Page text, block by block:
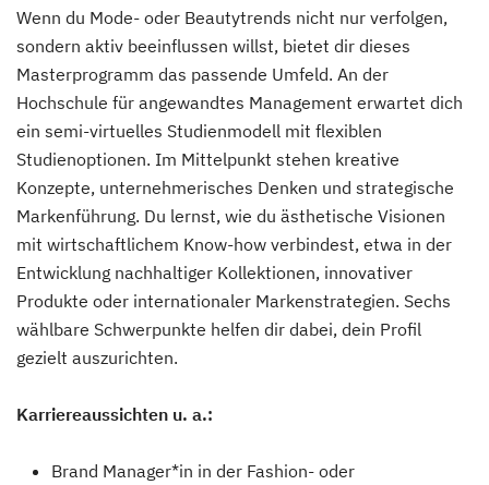
Wenn du Mode- oder Beautytrends nicht nur verfolgen,
sondern aktiv beeinflussen willst, bietet dir dieses
Masterprogramm das passende Umfeld. An der
Hochschule für angewandtes Management erwartet dich
ein semi-virtuelles Studienmodell mit flexiblen
Studienoptionen. Im Mittelpunkt stehen kreative
Konzepte, unternehmerisches Denken und strategische
Markenführung. Du lernst, wie du ästhetische Visionen
mit wirtschaftlichem Know-how verbindest, etwa in der
Entwicklung nachhaltiger Kollektionen, innovativer
Produkte oder internationaler Markenstrategien. Sechs
wählbare Schwerpunkte helfen dir dabei, dein Profil
gezielt auszurichten.
Karriereaussichten u. a.:
Brand Manager*in in der Fashion- oder